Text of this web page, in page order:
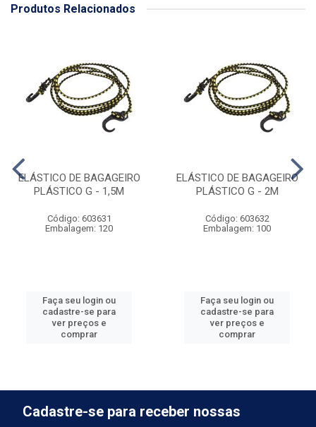
Produtos Relacionados
ELÁSTICO DE BAGAGEIRO
PLÁSTICO G - 1,5M
Código: 603631
Embalagem: 120
Faça seu login ou
cadastre-se para
ver preços e
comprar
ELÁSTICO DE BAGAGEIRO
PLÁSTICO G - 2M
Código: 603632
Embalagem: 100
Faça seu login ou
cadastre-se para
ver preços e
comprar
Cadastre-se para receber nossas